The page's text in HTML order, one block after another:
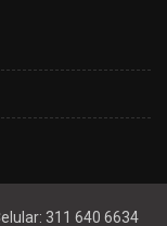
311 640 6634